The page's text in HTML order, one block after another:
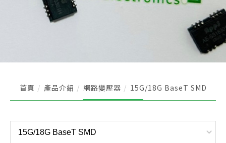
首頁 產品介紹 網路變壓器 15G/18G BaseT SMD